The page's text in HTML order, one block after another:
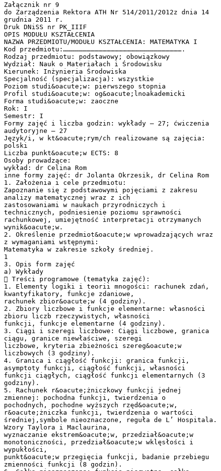
Załącznik nr 9
do Zarządzenia Rektora ATH Nr 514/2011/2012z dnia 14
grudnia 2011 r.
Druk DNiSS nr PK_IIIF
OPIS MODUŁU KSZTAŁCENIA
NAZWA PRZEDMIOTU/MODUŁU KSZTAŁCENIA: MATEMATYKA I
Kod przedmiotu:……………………………………………………………………………….
Rodzaj przedmiotu: podstawowy; obowiązkowy
Wydział: Nauk o Materiałach i Środowisku
Kierunek: Inżynieria Środowiska
Specjalność (specjalizacja): wszystkie
Poziom studi&oacute;w: pierwszego stopnia
Profil studi&oacute;w: og&oacute;lnoakademicki
Forma studi&oacute;w: zaoczne
Rok: I
Semestr: I
Formy zajęć i liczba godzin: wykłady – 27; ćwiczenia
audytoryjne – 27
Język/i, w kt&oacute;rym/ch realizowane są zajęcia:
polski
Liczba punkt&oacute;w ECTS: 8
Osoby prowadzące:
wykład: dr Celina Rom
inne formy zajęć: dr Jolanta Okrzesik, dr Celina Rom
1. Założenia i cele przedmiotu:
Zapoznanie się z podstawowymi pojęciami z zakresu
analizy matematycznej wraz z ich
zastosowaniami w naukach przyrodniczych i
technicznych, podniesienie poziomu sprawności
rachunkowej, umiejętność interpretacji otrzymanych
wynik&oacute;w.
2. Określenie przedmiot&oacute;w wprowadzających wraz
z wymaganiami wstępnymi:
Matematyka w zakresie szkoły średniej.
1
3. Opis form zajęć
a) Wykłady
 Treści programowe (tematyka zajęć):
1. Elementy logiki i teorii mnogości: rachunek zdań,
kwantyfikatory, funkcje zdaniowe,
rachunek zbior&oacute;w (4 godziny).
2. Zbiory liczbowe i funkcje elementarne: własności
zbioru liczb rzeczywistych, własności
funkcji, funkcje elementarne (4 godziny).
3. Ciągi i szeregi liczbowe: Ciągi liczbowe, granica
ciągu, granice niewłaściwe, szeregi
liczbowe, kryteria zbieżności szereg&oacute;w
liczbowych (3 godziny).
4. Granica i ciągłość funkcji: granica funkcji,
asymptoty funkcji, ciągłość funkcji, własności
funkcji ciągłych, ciągłość funkcji elementarnych (3
godziny).
5. Rachunek r&oacute;żniczkowy funkcji jednej
zmiennej: pochodna funkcji, twierdzenia o
pochodnych, pochodne wyższych rzęd&oacute;w,
r&oacute;żniczka funkcji, twierdzenia o wartości
średniej,symbole nieoznaczone, reguła de L’ Hospitala.
Wzory Taylora i Maclaurina,
wyznaczanie ekstrem&oacute;w, przedział&oacute;w
monotoniczności, przedział&oacute;w wklęsłości i
wypukłości,
punkt&oacute;w przegięcia funkcji, badanie przebiegu
zmienności funkcji (8 godzin).